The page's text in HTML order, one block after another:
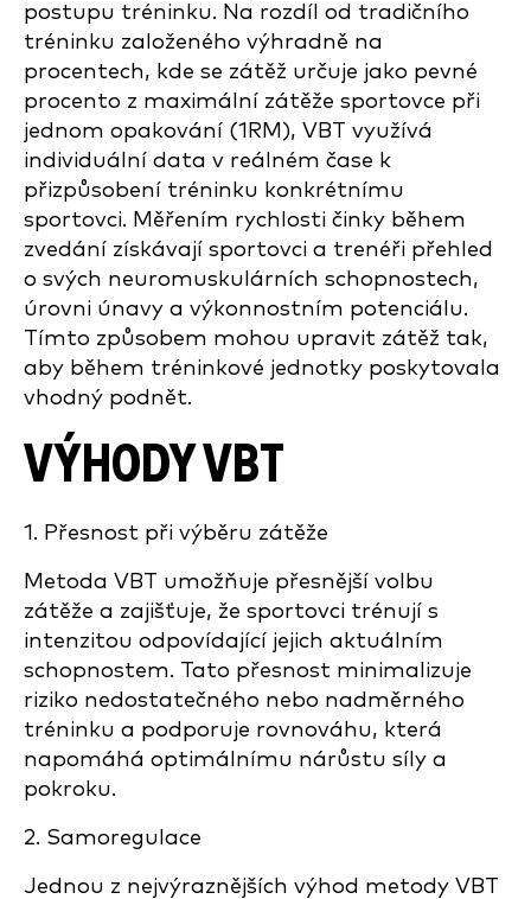
postupu tréninku. Na rozdíl od tradičního
tréninku založeného výhradně na
procentech, kde se zátěž určuje jako pevné
procento z maximální zátěže sportovce při
jednom opakování (1RM), VBT využívá
individuální data v reálném čase k
přizpůsobení tréninku konkrétnímu
sportovci. Měřením rychlosti činky během
zvedání získávají sportovci a trenéři přehled
o svých neuromuskulárních schopnostech,
úrovni únavy a výkonnostním potenciálu.
Tímto způsobem mohou upravit zátěž tak,
aby během tréninkové jednotky poskytovala
vhodný podnět.
VÝHODY VBT
1. Přesnost při výběru zátěže
Metoda VBT umožňuje přesnější volbu
zátěže a zajišťuje, že sportovci trénují s
intenzitou odpovídající jejich aktuálním
schopnostem. Tato přesnost minimalizuje
riziko nedostatečného nebo nadměrného
tréninku a podporuje rovnováhu, která
napomáhá optimálnímu nárůstu síly a
pokroku.
2. Samoregulace
Jednou z nejvýraznějších výhod metody VBT